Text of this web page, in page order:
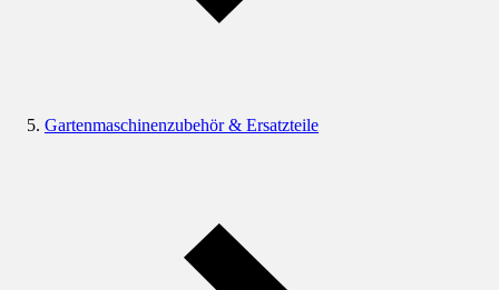
Gartenmaschinenzubehör & Ersatzteile